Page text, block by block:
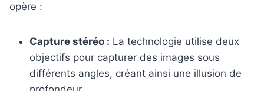
opère :
Capture stéréo : La technologie utilise deux
objectifs pour capturer des images sous
différents angles, créant ainsi une illusion de